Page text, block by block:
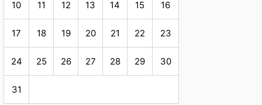
10 11 12 13 14 15 16
17 18 19 20 21 22 23
24 25 26 27 28 29 30
31